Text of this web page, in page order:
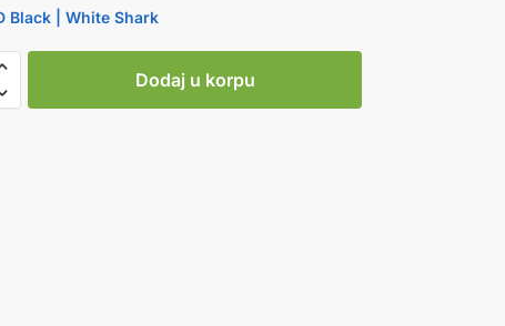
Black | White Shark
Dodaj u korpu